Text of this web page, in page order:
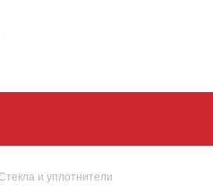
и уплотнители